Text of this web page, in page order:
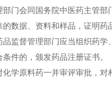
门会同国务院中医药主管部
据、资料和样品，证明药
督管理部门应当组织药学
件的，颁发药品注册证书。
原料药一并审评审批，对